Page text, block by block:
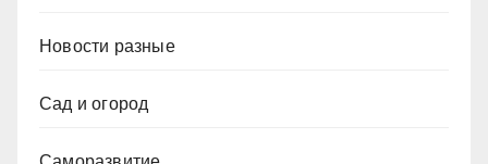
Новости разные
Сад и огород